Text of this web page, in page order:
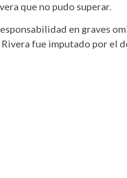
que no pudo superar.
en graves
fue imputado por el